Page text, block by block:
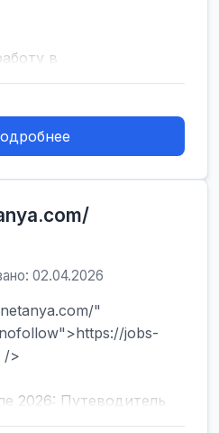
в
опыта и знания языка?
зарабатывать и ...
02.04.2026
"
jobs-
/>
2026: Путеводитель
страны и лега...